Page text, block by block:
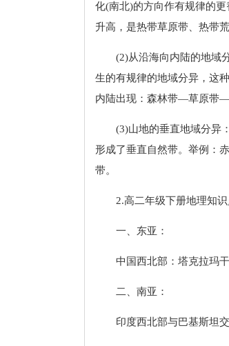
化(南北)的方向作有规律的
升高，是热带草原带、热带荒
(2)从沿海向内陆的地域
生的有规律的地域分异，这
内陆出现：森林带—草原带
(3)山地的垂直地域分异
形成了垂直自然带。举例：
带。
2.高二年级下册地理知识
一、东亚：
中国西北部：塔克拉玛
二、南亚：
印度西北部与巴基斯坦